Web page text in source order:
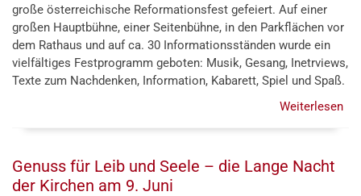
große österreichische Reformationsfest gefeiert. Auf einer
großen Hauptbühne, einer Seitenbühne, in den Parkflächen vor
dem Rathaus und auf ca. 30 Informationsständen wurde ein
vielfältiges Festprogramm geboten: Musik, Gesang, Inetrviews,
Texte zum Nachdenken, Information, Kabarett, Spiel und Spaß.
Weiterlesen
Genuss für Leib und Seele – die Lange Nacht
der Kirchen am 9. Juni